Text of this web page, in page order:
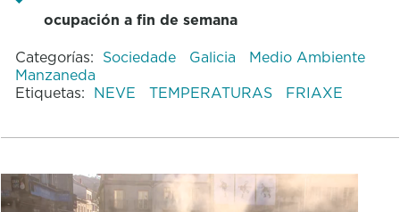
ocupación a fin de semana
Categorías: Sociedade Galicia
Medio Ambiente
Manzaneda
Etiquetas: NEVE TEMPERATURAS FRIAXE